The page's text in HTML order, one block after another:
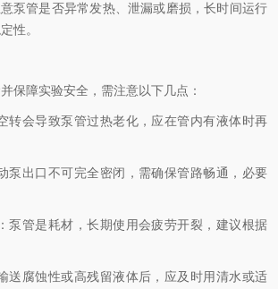
管是否异常发热、泄漏或磨损，长时间运行
性。
障实验安全，需注意以下几点：
会导致泵管过热老化，应在管内有液体时再
出口不可完全密闭，需确保管路畅通，必要
管是耗材，长期使用会疲劳开裂，建议根据
腐蚀性或高残留液体后，应及时用清水或适